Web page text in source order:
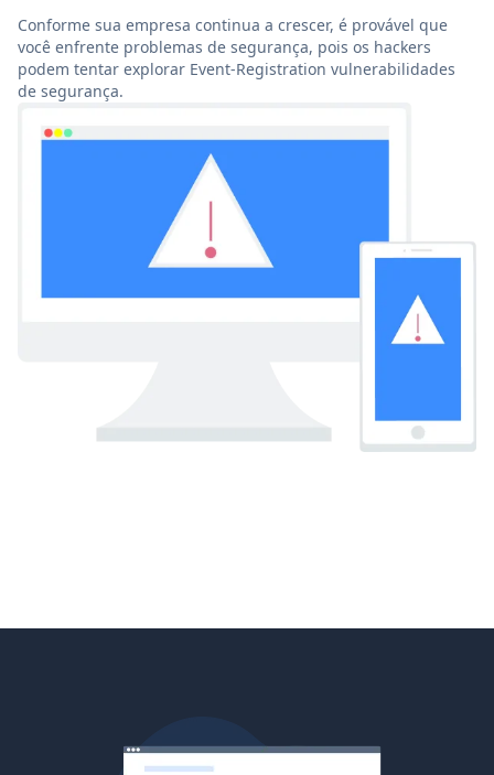
Conforme sua empresa continua a crescer, é provável que
você enfrente problemas de segurança, pois os hackers
podem tentar explorar Event-Registration vulnerabilidades
de segurança.